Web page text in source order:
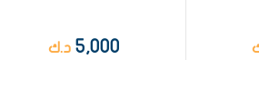
5,000 د.ك